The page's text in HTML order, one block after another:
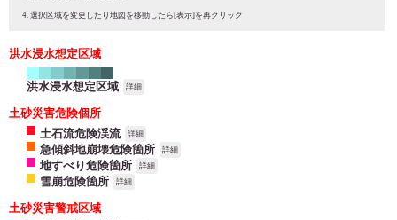
選択区域を変更したり地図を移動したら[表示]を再クリック
洪水浸水想定区域
洪水浸水想定区域 詳細
土砂災害危険個所
土石流危険渓流
詳細
急傾斜地崩壊危険箇所 詳細
地すべり危険箇所 詳細
雪崩危険箇所 詳細
土砂災害警戒区域